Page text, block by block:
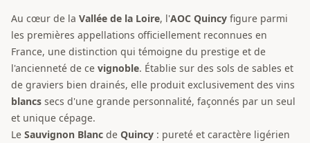
Au cœur de la Vallée de la Loire, l'AOC Quincy figure parmi
les premières appellations officiellement reconnues en
France, une distinction qui témoigne du prestige et de
l'ancienneté de ce vignoble. Établie sur des sols de sables et
de graviers bien drainés, elle produit exclusivement des vins
blancs secs d'une grande personnalité, façonnés par un seul
et unique cépage.
Le Sauvignon Blanc de Quincy : pureté et caractère ligérien